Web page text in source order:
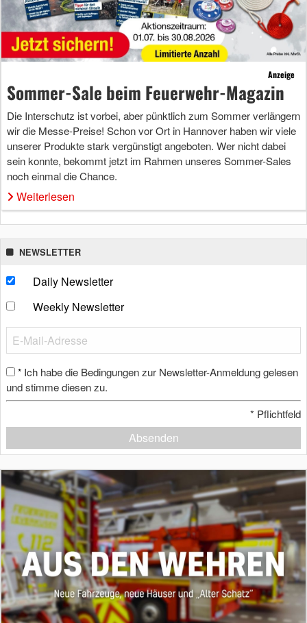
Anzeige
Sommer-Sale beim Feuerwehr-Magazin
Die Interschutz ist vorbei, aber pünktlich zum Sommer verlängern
wir die Messe-Preise! Schon vor Ort in Hannover haben wir viele
unserer Produkte stark vergünstigt angeboten. Wer nicht dabei
sein konnte, bekommt jetzt im Rahmen unseres Sommer-Sales
noch einmal die Chance.
Weiterlesen
NEWSLETTER
Daily Newsletter
Weekly Newsletter
* Ich habe die Bedingungen zur Newsletter-Anmeldung gelesen
und stimme diesen zu.
* Pflichtfeld
Absenden